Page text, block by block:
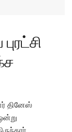
தினேஸ்